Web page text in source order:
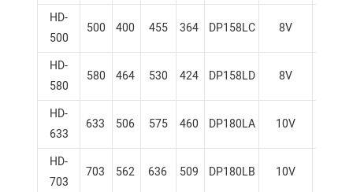
HD-
500
500 400 455 364 DP158LC 8V
HD-
580
580 464 530 424 DP158LD 8V
HD-
633
633 506 575 460 DP180LA 10V
HD-
703
703 562 636 509 DP180LB 10V